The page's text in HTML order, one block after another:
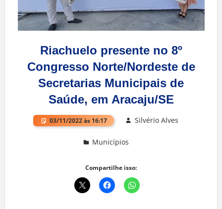
Riachuelo presente no 8º
Congresso Norte/Nordeste de
Secretarias Municipais de
Saúde, em Aracaju/SE
03/11/2022 às 16:17 Silvério Alves
Municípios
Compartilhe isso: